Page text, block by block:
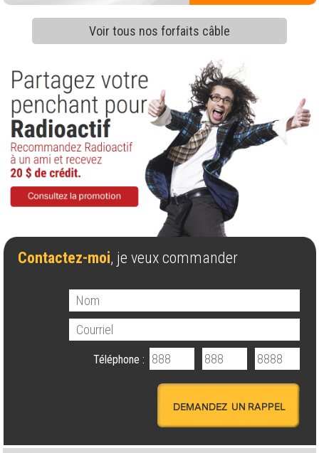
Voir tous nos forfaits câble
Contactez-moi, je veux commander
Téléphone :